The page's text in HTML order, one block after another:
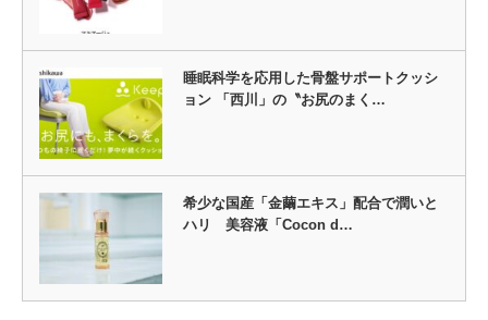
睡眠科学を応用した骨盤サポートクッシ
ョン 「西川」の〝お尻のまく…
希少な国産「金繭エキス」配合で潤いと
ハリ 美容液「Cocon d…